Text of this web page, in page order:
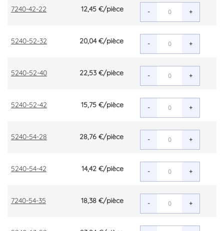
7240-42-22 12,45 €/pièce - +
5240-52-32 20,04 €/pièce - +
5240-52-40 22,53 €/pièce - +
5240-52-42 15,75 €/pièce - +
5240-54-28 28,76 €/pièce - +
5240-54-42 14,42 €/pièce - +
7240-54-35 18,38 €/pièce - +